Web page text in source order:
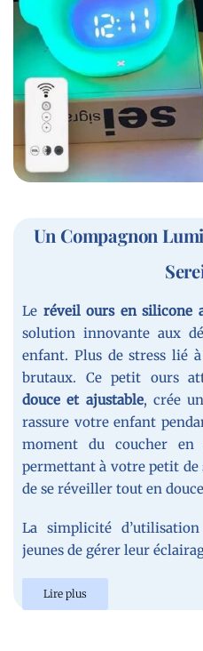
Un Compagnon
Le réveil ours en silicone
solution innovante aux
enfant. Plus de stress lié
brutaux. Ce petit ours
douce et ajustable, crée
rassure votre enfant
moment du coucher en
permettant à votre petit de
de se réveiller tout en
La simplicité
jeunes de gérer leur
Lire plus